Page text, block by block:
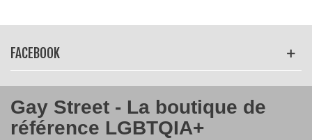
FACEBOOK
Gay Street - La boutique de
référence LGBTQIA+